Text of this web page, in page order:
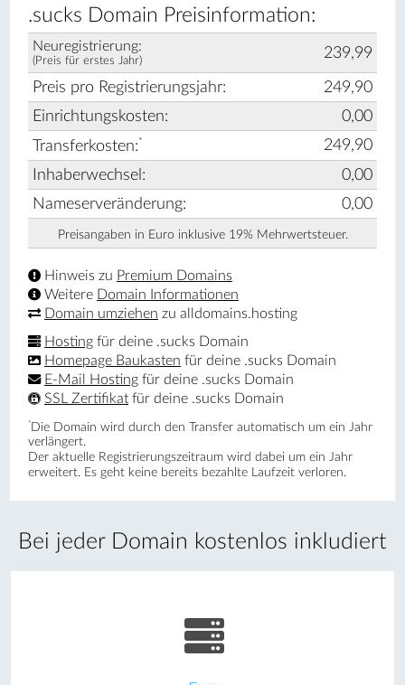
Bei jeder Domain kostenlos inkludiert
.sucks Domain Preisinformation:
Neuregistrierung:
(Preis für erstes Jahr) 239,99
Preis pro Registrierungsjahr:
249,90
Einrichtungskosten:
0,00
Transferkosten:*
249,90
Inhaberwechsel:
0,00
Nameserveränderung:
0,00
Preisangaben in Euro inklusive 19% Mehrwertsteuer.
Hinweis zu Premium Domains
Weitere Domain Informationen
Domain umziehen zu alldomains.hosting
Hosting für deine .sucks Domain
Homepage Baukasten für deine .sucks Domain
E-Mail Hosting für deine .sucks Domain
SSL Zertifikat für deine .sucks Domain
* Die Domain wird durch den Transfer automatisch um ein Jahr
verlängert.
Der aktuelle Registrierungs­zeitraum wird dabei um ein Jahr
erweitert. Es geht keine bereits bezahlte Laufzeit verloren.